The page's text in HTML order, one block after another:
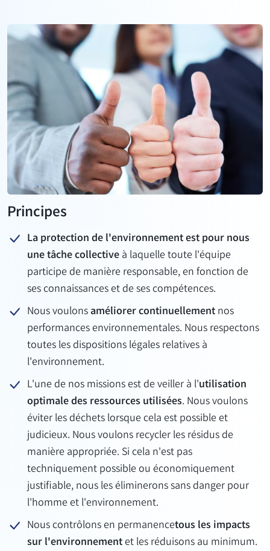
Principes
La protection de l'environnement est pour nous
une tâche collectiveà laquelle toute l'équipe
participe de manière responsable, en fonction de
ses connaissances et de ses compétences.
Nous voulonsaméliorer continuellementnos
performances environnementales. Nous respectons
toutes les dispositions légales relatives à
l'environnement.
L'une de nos missions est de veiller à l'utilisation
optimale des ressources utilisées. Nous voulons
éviter les déchets lorsque cela est possible et
judicieux. Nous voulons recycler les résidus de
manière appropriée. Si cela n'est pas
techniquement possible ou économiquement
justifiable, nous les éliminerons sans danger pour
l'homme et l'environnement.
Nous contrôlons en permanencetous les impacts
sur l'environnementet les réduisons au minimum.